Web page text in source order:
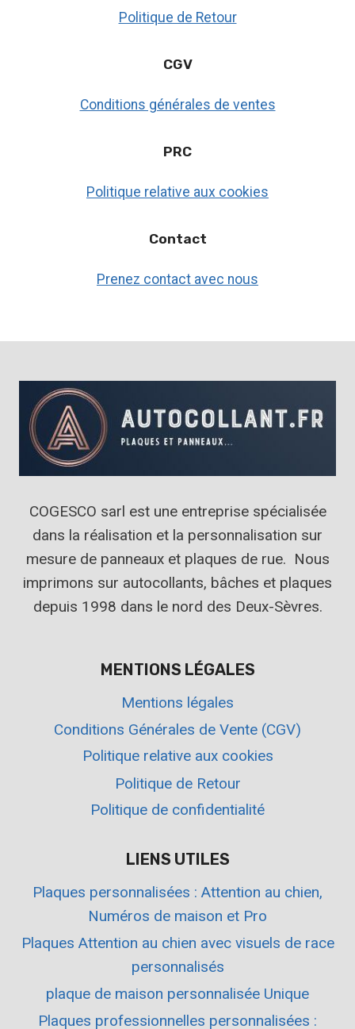
Politique de Retour
CGV
Conditions générales de ventes
PRC
Politique relative aux cookies
Contact
Prenez contact avec nous
COGESCO sarl est une entreprise spécialisée
dans la réalisation et la personnalisation sur
mesure de panneaux et plaques de rue. Nous
imprimons sur autocollants, bâches et plaques
depuis 1998 dans le nord des Deux-Sèvres.
MENTIONS LÉGALES
Mentions légales
Conditions Générales de Vente (CGV)
Politique relative aux cookies
Politique de Retour
Politique de confidentialité
LIENS UTILES
Plaques personnalisées : Attention au chien,
Numéros de maison et Pro
Plaques Attention au chien avec visuels de race
personnalisés
plaque de maison personnalisée Unique
Plaques professionnelles personnalisées :